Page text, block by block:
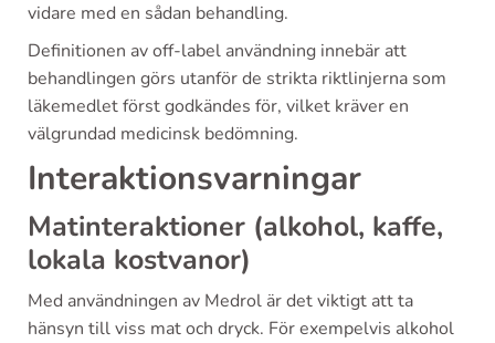
vidare med en sådan behandling.
Definitionen av off-label användning innebär att
behandlingen görs utanför de strikta riktlinjerna som
läkemedlet först godkändes för, vilket kräver en
välgrundad medicinsk bedömning.
Interaktionsvarningar
Matinteraktioner (alkohol, kaffe,
lokala kostvanor)
Med användningen av Medrol är det viktigt att ta
hänsyn till viss mat och dryck. För exempelvis alkohol